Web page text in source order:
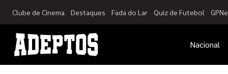
Clube de Cinema Destaques Fada do Lar Quiz de Futebol
Nacional